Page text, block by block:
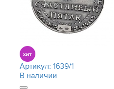
Артикул: 1639/1
В наличии